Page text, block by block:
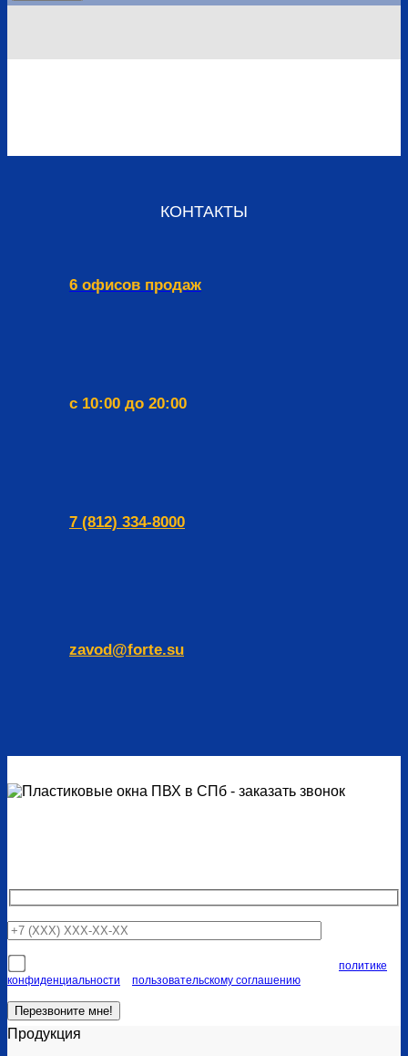
КОНТАКТЫ
6 офисов продаж
с 10:00 до 20:00
7 (812) 334-8000
zavod@forte.su
политике
конфиденциальности
пользовательскому соглашению
Продукция